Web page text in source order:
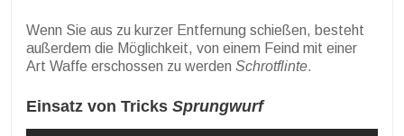
Wenn Sie aus zu kurzer Entfernung schießen, besteht
außerdem die Möglichkeit, von einem Feind mit einer
Art Waffe erschossen zu werden Schrotflinte.
Einsatz von Tricks Sprungwurf